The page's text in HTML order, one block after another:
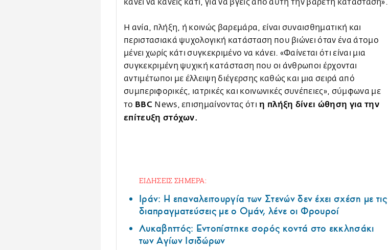
κάνει να κάνεις κάτι, για να βγεις από αυτή την βαρετή κατάσταση».
Η ανία, πλήξη, ή κοινώς βαρεμάρα, είναι συναισθηματική και
περιστασιακά ψυχολογική κατάσταση που βιώνει όταν ένα άτομο
μένει χωρίς κάτι συγκεκριμένο να κάνει. «Φαίνεται ότι είναι μια
συγκεκριμένη ψυχική κατάσταση που οι άνθρωποι έρχονται
αντιμέτωποι με έλλειψη διέγερσης καθώς και μια σειρά από
συμπεριφορικές, ιατρικές και κοινωνικές συνέπειες», σύμφωνα με
το BBC News, επισημαίνοντας ότι η πλήξη δίνει ώθηση για την
επίτευξη στόχων.
ΕΙΔΗΣΕΙΣ ΣΗΜΕΡΑ:
Ιράν: Η επαναλειτουργία των Στενών δεν έχει σχέση με τις
διαπραγματεύσεις με ο Ομάν, λένε οι Φρουροί
Λυκαβηττός: Εντοπίστηκε σορός κοντά στο εκκλησάκι
των Αγίων Ισιδώρων